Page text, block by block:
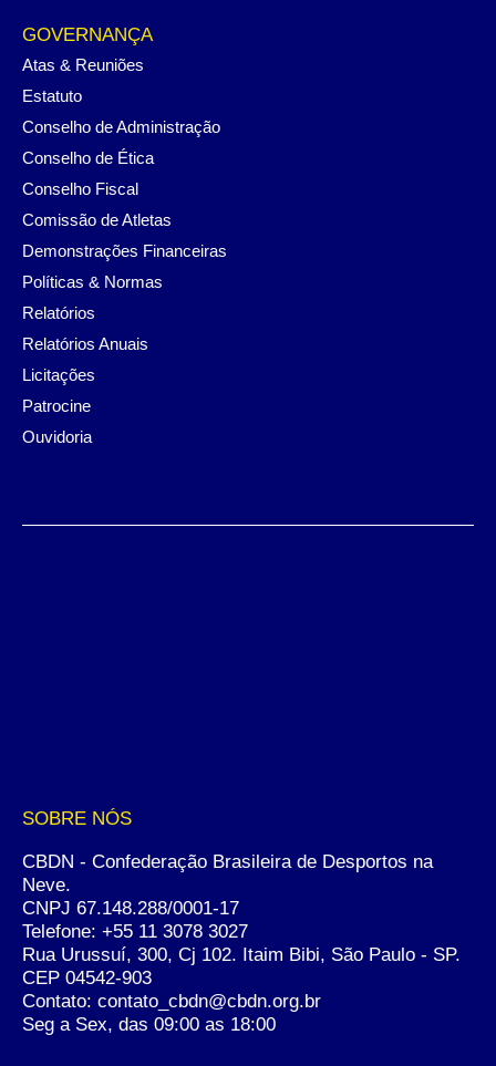
GOVERNANÇA
Atas & Reuniões
Estatuto
Conselho de Administração
Conselho de Ética
Conselho Fiscal
Comissão de Atletas
Demonstrações Financeiras
Políticas & Normas
Relatórios
Relatórios Anuais
Licitações
Patrocine
Ouvidoria
SOBRE NÓS
CBDN - Confederação Brasileira de Desportos na
Neve.
CNPJ 67.148.288/0001-17
Telefone: +55 11 3078 3027
Rua Urussuí, 300, Cj 102. Itaim Bibi, São Paulo - SP.
CEP 04542-903
Contato: contato_cbdn@cbdn.org.br
Seg a Sex, das 09:00 as 18:00